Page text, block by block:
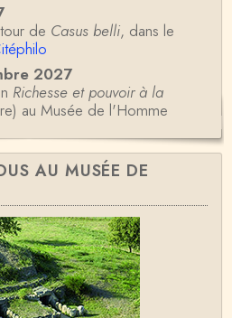
de Casus belli, dans le
2027
Richesse et pouvoir à la
au Musée de l'Homme
AU MUSÉE DE